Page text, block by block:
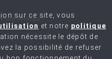
Salongo
sur ce site, vous
et notre politique
nécessite le dépôt de
la possibilité de refuser